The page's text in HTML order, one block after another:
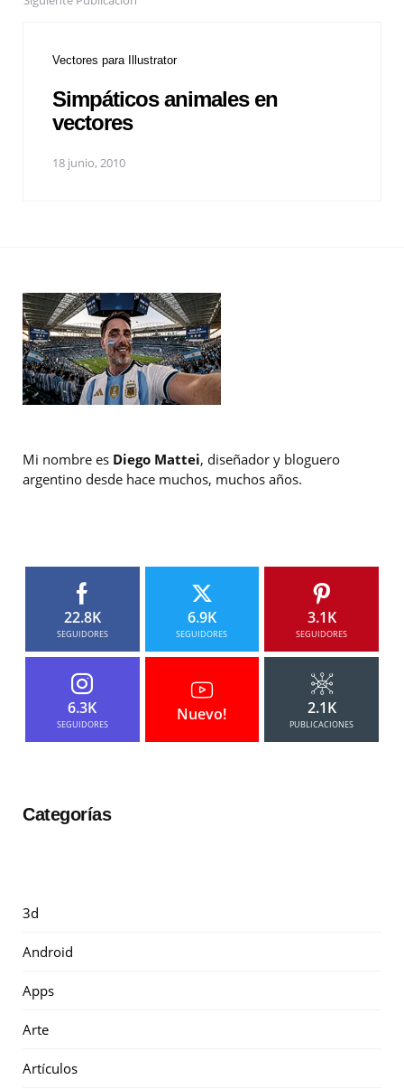
Vectores para Illustrator
Simpáticos animales en
vectores
18 junio, 2010
Mi nombre es Diego Mattei, diseñador y bloguero
argentino desde hace muchos, muchos años.
22.8K
SEGUIDORES
6.9K
SEGUIDORES
3.1K
SEGUIDORES
6.3K
SEGUIDORES
Nuevo! 2.1K
PUBLICACIONES
Categorías
3d
Android
Apps
Arte
Artículos